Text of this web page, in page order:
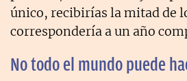
único, recibirías la mitad de
correspondería a un año
No todo el mundo puede